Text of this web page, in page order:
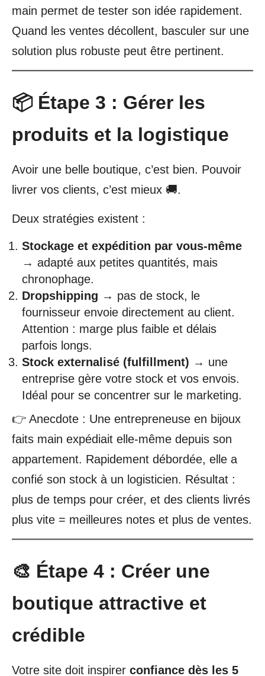
main permet de tester son idée rapidement.
Quand les ventes décollent, basculer sur une
solution plus robuste peut être pertinent.
📦 Étape 3 : Gérer les
produits et la logistique
Avoir une belle boutique, c’est bien. Pouvoir
livrer vos clients, c’est mieux 🚚.
Deux stratégies existent :
Stockage et expédition par vous-même
→ adapté aux petites quantités, mais
chronophage.
Dropshipping → pas de stock, le
fournisseur envoie directement au client.
Attention : marge plus faible et délais
parfois longs.
Stock externalisé (fulfillment) → une
entreprise gère votre stock et vos envois.
Idéal pour se concentrer sur le marketing.
👉 Anecdote : Une entrepreneuse en bijoux
faits main expédiait elle-même depuis son
appartement. Rapidement débordée, elle a
confié son stock à un logisticien. Résultat :
plus de temps pour créer, et des clients livrés
plus vite = meilleures notes et plus de ventes.
🎨 Étape 4 : Créer une
boutique attractive et
crédible
Votre site doit inspirer confiance dès les 5